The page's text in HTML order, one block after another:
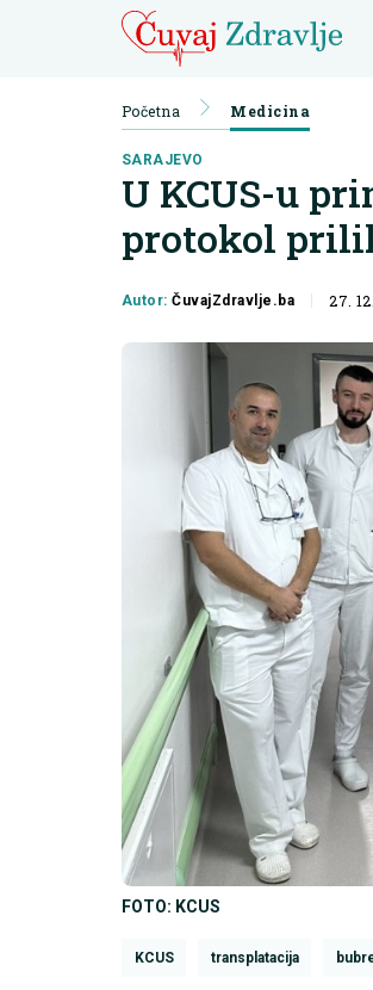
Početna Medicina
SARAJEVO
U KCUS-u
protokol
Autor:ČuvajZdravlje.ba 27.
FOTO: KCUS
KCUS transplatacija